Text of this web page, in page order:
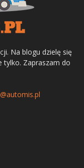
Na blogu dzielę się
tylko. Zapraszam do